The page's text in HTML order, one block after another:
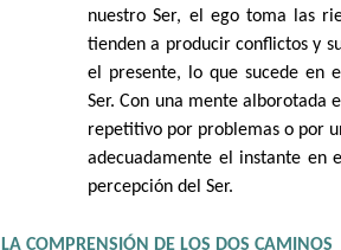
nuestro Ser, el ego toma las
tienden a producir conflictos y
el presente, lo que sucede en
Ser. Con una mente alborotada
repetitivo por problemas o por
adecuadamente el instante en
percepción del Ser.
LA COMPRENSIÓN DE LOS DOS CAMINOS